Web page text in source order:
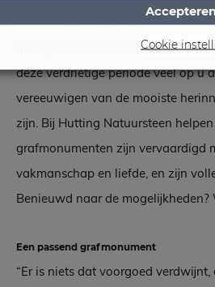
Afscheid nemen van een dierbare
moeilijkste wat er is. Wij begrijpen
deze verdrietige periode veel op u
vereeuwigen van de mooiste
zijn. Bij Hutting Natuursteen
grafmonumenten zijn vervaardigd
vakmanschap en liefde, en zijn
Benieuwd naar de mogelijkheden?
Een passend grafmonument
“Er is niets dat voorgoed
Cookie
Accepteren